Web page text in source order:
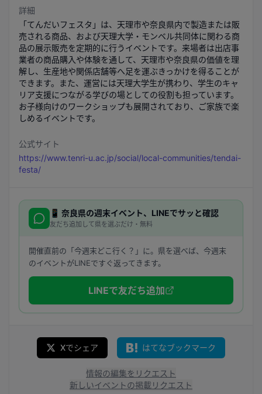
詳細
「てんだいフェスタ」は、天理市や奈良県内で製造または販
売される商品、および天理大学・モンベル共同体に関わる商
品の展示販売を定期的に行うイベントです。来場者は出店事
業者の商品購入や体験を通して、天理市や奈良県の価値を理
解し、生産地や関係店舗等へ足を運ぶきっかけを得ることが
できます。また、運営には天理大学生が携わり、学生のキャ
リア支援につながる学びの場としての役割も担っています。
お子様向けのワークショップも展開されており、ご家族で楽
しめるイベントです。
公式サイト
https://www.tenri-u.ac.jp/social/local-communities/tendai-
festa/
📱 奈良県の週末イベント、LINEでサッと確認
友だち追加して県を選ぶだけ・無料
開催直前の「今週末どこ行く？」に。県を選べば、今週末
のイベントがLINEですぐ返ってきます。
LINEで友だち追加
Xでシェア はてなブックマーク
情報の編集をリクエスト
新しいイベントの掲載リクエスト